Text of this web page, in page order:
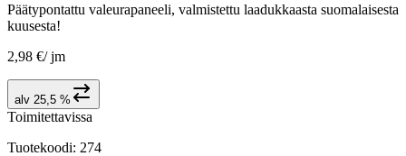
Päätypontattu valeurapaneeli, valmistettu laadukkaasta suomalaisesta
kuusesta!
2,98 €/ jm
alv 25,5 %
Toimitettavissa
Tuotekoodi: 274